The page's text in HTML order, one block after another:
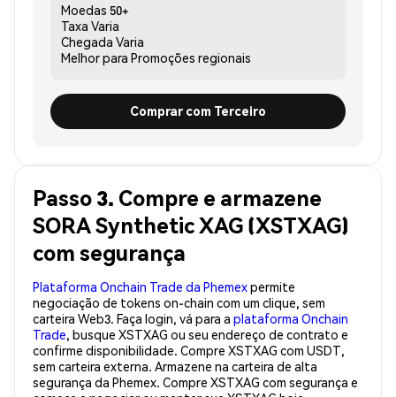
Moedas 50+
Taxa Varia
Chegada Varia
Melhor para Promoções regionais
Comprar com Terceiro
Passo 3. Compre e armazene
SORA Synthetic XAG (XSTXAG)
com segurança
Plataforma Onchain Trade da Phemexpermite
negociação de tokens on-chain com um clique, sem
carteira Web3. Faça login, vá para a plataforma Onchain
Trade, busque XSTXAG ou seu endereço de contrato e
confirme disponibilidade. Compre XSTXAG com USDT,
sem carteira externa. Armazene na carteira de alta
segurança da Phemex. Compre XSTXAG com segurança e